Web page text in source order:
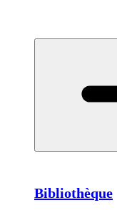
Bibliothèque